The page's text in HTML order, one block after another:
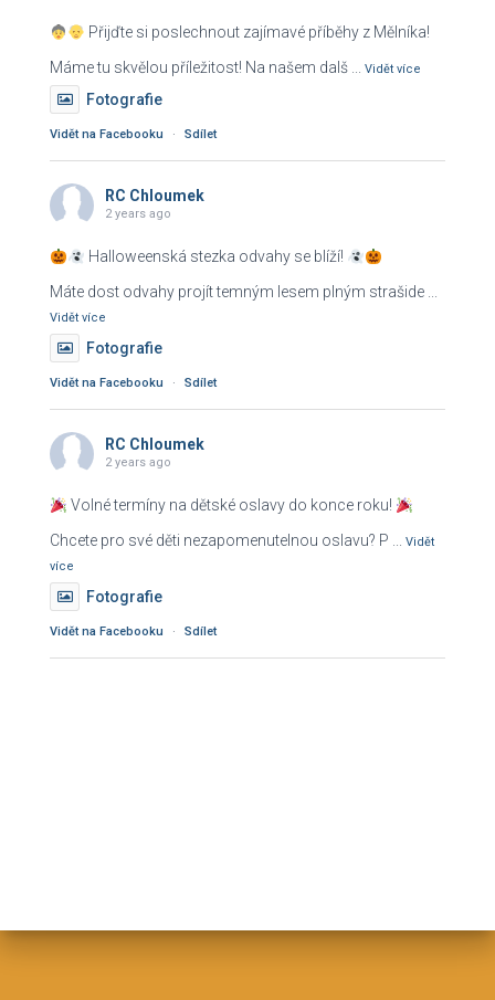
v
n
Přijďte si poslechnout zajímavé příběhy z Mělníka!
Máme tu skvělou příležitost! Na našem dalš ... Vidět více
Fotografie
Vidět na Facebooku · Sdílet
RC Chloumek
2 years ago
Halloweenská stezka odvahy se blíží!
Máte dost odvahy projít temným lesem plným strašide ...
Vidět více
Fotografie
Vidět na Facebooku · Sdílet
RC Chloumek
2 years ago
Volné termíny na dětské oslavy do konce roku!
Chcete pro své děti nezapomenutelnou oslavu? P ... Vidět
více
Fotografie
Vidět na Facebooku · Sdílet